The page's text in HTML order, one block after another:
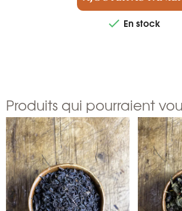
 En stock
Produits qui pourraient